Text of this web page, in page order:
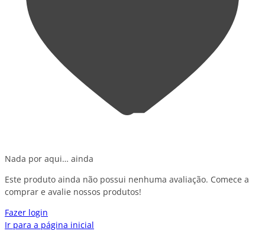
Nada por aqui… ainda
Este produto ainda não possui nenhuma avaliação. Comece a
comprar e avalie nossos produtos!
Fazer login
Ir para a página inicial